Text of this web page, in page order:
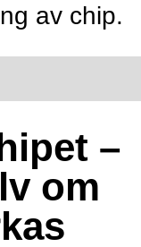
av chip.
–
om